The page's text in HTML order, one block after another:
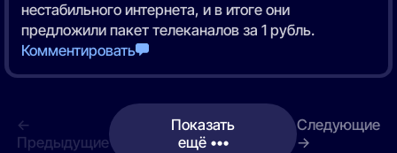
нестабильного интернета, и в итоге они
предложили пакет телеканалов за 1 рубль.
Комментировать
←
Предыдущие
Показать
ещё •••
Следующие
→